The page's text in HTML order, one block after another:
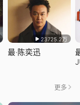
23725.2万
最·陈奕迅
更多